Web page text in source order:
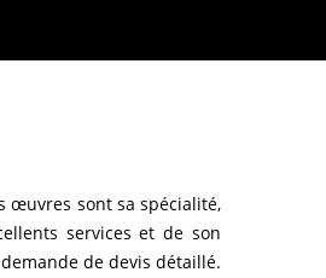
œuvres sont sa spécialité,
services et de son
de devis détaillé.